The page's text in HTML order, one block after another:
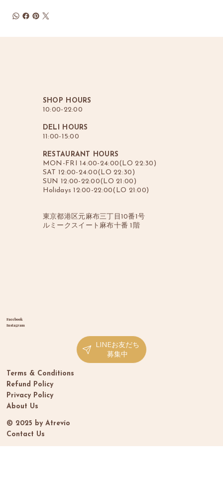
Facebook
Instagram
LINEお友だち
募集中
Terms & Conditions
Refund Policy
Privacy Policy
About Us
© 2025 by Atrevío
Contact Us
SHOP HOURS
10:00-22:00
DELI HOURS
11:00-15:00
RESTAURANT HOURS
MON-FRI 14:00-24:00(LO 22:30)
SAT 12:00-24:00(LO 22:30)
SUN 12:00-22:00(LO 21:00)
Holidays 12:00-22:00(LO 21:00)
東京都港区元麻布三丁目10番1号
ルミークスイート麻布十番 1階